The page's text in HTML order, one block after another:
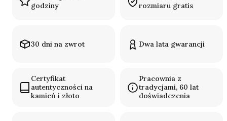
godziny
rozmiaru gratis
30 dni na zwrot Dwa lata gwarancji
Certyfikat
autentyczności na
kamień i złoto
Pracownia z
tradycjami, 60 lat
doświadczenia